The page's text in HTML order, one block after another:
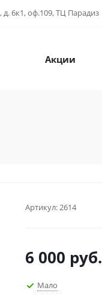
д. 6к1, оф.109, ТЦ Парадиз
Акции
Артикул:2614
6 000 руб.
Мало